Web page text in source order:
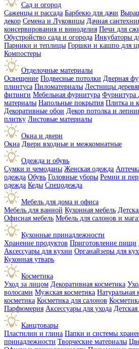
Сад и огород
Саженцы и рассада Барбекю для дачи
декор Семена и Луковицы Дачная
консервирования и виноделия Печи для
Обустройство сада и огорода Инкубаторы
Парники и теплицы Горшки и кашпо для
Компостеры
Отделочные материалы
Освещение Подвесные потолки Дверная
плинтуса Пиломатериалы Лестницы
фитинги Мебельная фурнитура Фурнитура
материалы Напольные покрытия Плитка и
Декоративные обои Декор потолка и
плитку Листовые материалы
Окна и двери
Окна Двери входные и межкомнатные
Одежда и обувь
Сумки и чемоданы Женская одежда
одежда Обувь Головные уборы Ремни и
одежда Кеды Спецодежда
Мебель для дома и офиса
Мебель для ванной Кухонная мебель
Офисная мебель Мебель для салонов и
Кухонные принадлежности
Хранение продуктов Приготовление пищи
Аксессуары для кухни Органайзеры для
Кухонная утварь
Косметика
Уход за лицом Декоративная косметика
волосами Мужская косметика Натуральная
косметика Косметика для салонов
Парфюмерия Аксессуары для ухода
Канцтовары
Пластилин и глина Папки и системы
принадлежности Творческие материалы